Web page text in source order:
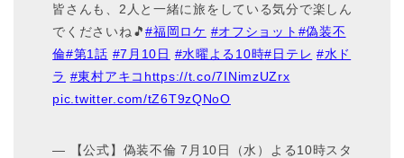
皆さんも、2人と一緒に旅をしている気分で楽しん
でくださいね🎵#福岡ロケ #オフショット #偽装不
倫#第1話 #7月10日 #水曜よる10時#日テレ #水ド
ラ #東村アキコ https://t.co/7INimzUZrx
pic.twitter.com/tZ6T9zQNoO
— 【公式】偽装不倫 7月10日（水）よる10時スタ